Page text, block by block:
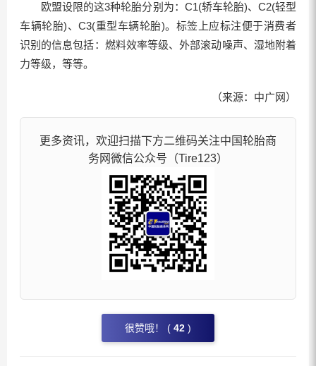
欧盟设限的这3种轮胎分别为：C1(轿车轮胎)、C2(轻型
车辆轮胎)、C3(重型车辆轮胎)。标签上应标注便于消费者
识别的信息包括：燃料效率等级、外部滚动噪声、湿地附着
力等级，等等。
（来源：中广网）
更多资讯，欢迎扫描下方二维码关注中国轮胎商
务网微信公众号（Tire123）
很赞哦！ ( 42 )